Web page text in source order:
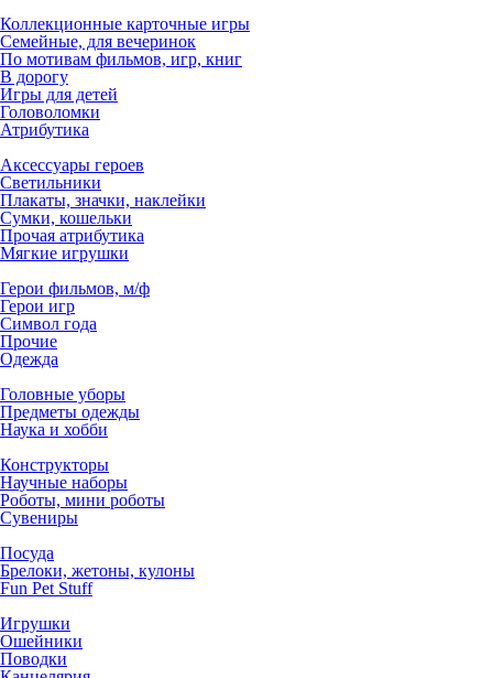
Коллекционные карточные игры
Семейные, для вечеринок
По мотивам фильмов, игр, книг
В дорогу
Игры для детей
Головоломки
Атрибутика
Аксессуары героев
Светильники
Плакаты, значки, наклейки
Сумки, кошельки
Прочая атрибутика
Мягкие игрушки
Герои фильмов, м/ф
Герои игр
Символ года
Прочие
Одежда
Головные уборы
Предметы одежды
Наука и хобби
Конструкторы
Научные наборы
Роботы, мини роботы
Сувениры
Посуда
Брелоки, жетоны, кулоны
Fun Pet Stuff
Игрушки
Ошейники
Поводки